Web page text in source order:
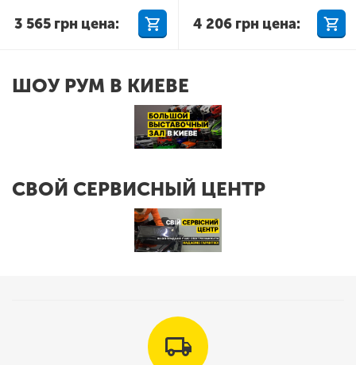
3 565 грн цена: 4 206 грн цена:
ШОУ РУМ В КИЕВЕ
СВОЙ СЕРВИСНЫЙ ЦЕНТР